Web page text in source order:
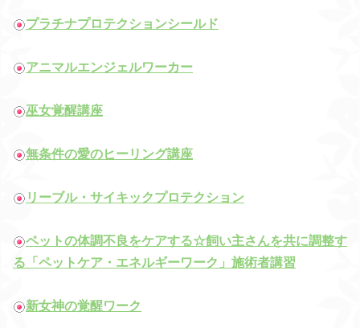
プラチナプロテクションシールド
アニマルエンジェルワーカー
巫女覚醒講座
無条件の愛のヒーリング講座
リーブル・サイキックプロテクション
ペットの体調不良をケアする☆飼い主さんを共に調整す
る「ペットケア・エネルギーワーク」施術者講習
新女神の覚醒ワーク